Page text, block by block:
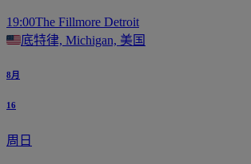
19:00The Fillmore Detroit
底特律, Michigan, 美国
8月
16
周日